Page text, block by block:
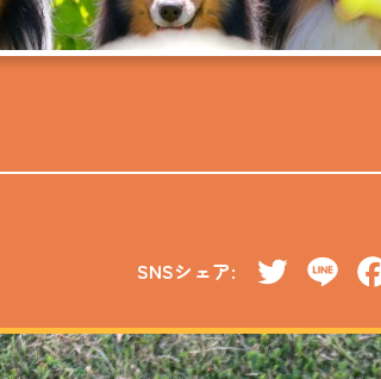
SNSシェア: TwitterLine